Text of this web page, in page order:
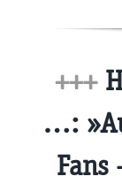
+++
…:
Fans